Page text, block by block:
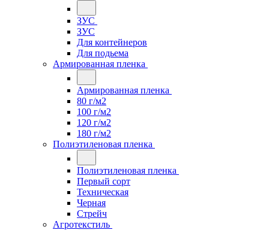
ЗУС
ЗУС
Для контейнеров
Для подьема
Армированная пленка
Армированная пленка
80 г/м2
100 г/м2
120 г/м2
180 г/м2
Полиэтиленовая пленка
Полиэтиленовая пленка
Первый сорт
Техническая
Черная
Стрейч
Агротекстиль